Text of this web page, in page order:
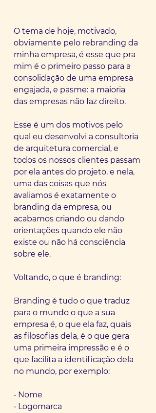
O tema de hoje, motivado,
obviamente pelo rebranding da
minha empresa, é esse que pra
mim é o primeiro passo para a
consolidação de uma empresa
engajada, e pasme: a maioria
das empresas não faz direito.
Esse é um dos motivos pelo
qual eu desenvolvi a consultoria
de arquitetura comercial, e
todos os nossos clientes passam
por ela antes do projeto, e nela,
uma das coisas que nós
avaliamos é exatamente o
branding da empresa, ou
acabamos criando ou dando
orientações quando ele não
existe ou não há consciência
sobre ele.
Voltando, o que é branding:
Branding é tudo o que traduz
para o mundo o que a sua
empresa é, o que ela faz, quais
as filosofias dela, é o que gera
uma primeira impressão e é o
que facilita a identificação dela
no mundo, por exemplo:
⁃ Nome
⁃ Logomarca